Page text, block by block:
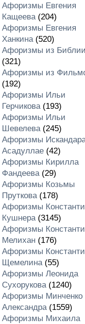
Афоризмы Евгения
Кащеева(204)
Афоризмы Евгения
Ханкина(520)
Афоризмы из
(321)
Афоризмы из
(192)
Афоризмы Ильи
Герчикова(193)
Афоризмы Ильи
Шевелева(245)
Афоризмы
Асадуллае(42)
Афоризмы Кирилла
Фандеева(29)
Афоризмы Козьмы
Пруткова(178)
Афоризмы
Кушнера(3145)
Афоризмы
Мелихан(176)
Афоризмы
Щемелина(55)
Афоризмы Леонида
Сухорукова(1240)
Афоризмы Минченко
Александра(1559)
Афоризмы Михаила